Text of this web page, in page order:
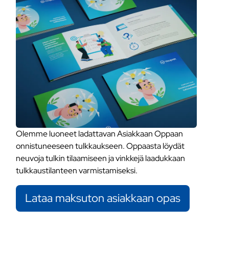
Olemme luoneet ladattavan Asiakkaan Oppaan
onnistuneeseen tulkkaukseen. Oppaasta löydät
neuvoja tulkin tilaamiseen ja vinkkejä laadukkaan
tulkkaustilanteen varmistamiseksi.
Lataa maksuton asiakkaan opas